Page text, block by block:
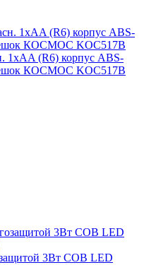
1xAA (R6) корпус ABS-
КОСМОС KOC517B
3Вт COB LED